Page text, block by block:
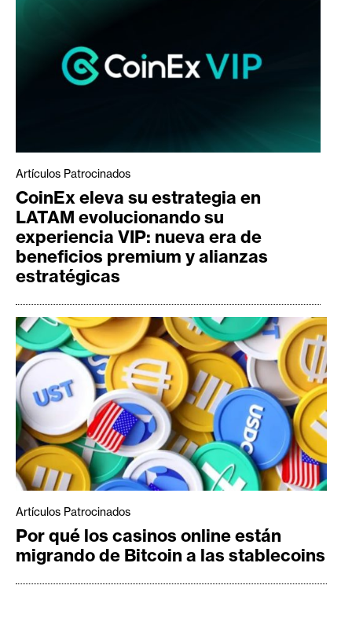
Artículos Patrocinados
CoinEx eleva su estrategia en
LATAM evolucionando su
experiencia VIP: nueva era de
beneficios premium y alianzas
estratégicas
Artículos Patrocinados
Por qué los casinos online están
migrando de Bitcoin a las stablecoins